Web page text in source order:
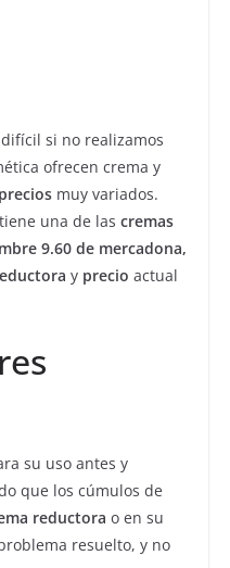
si no realizamos
ofrecen crema y
precios muy variados.
una de las cremas
9.60 de mercadona,
y precio actual
su uso antes y
que los cúmulos de
reductora o en su
resuelto, y no